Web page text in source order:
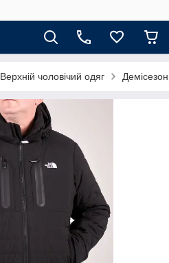
Верхній чоловічий одяг